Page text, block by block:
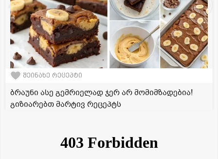
შეინახე რეცეპტი
ბრაუნი ასე გემრიელად ჯერ არ მომიმზადებია!
გიზიარებთ მარტივ რეცეპტს